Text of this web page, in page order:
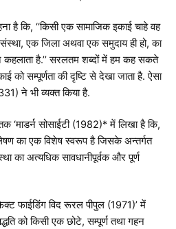
है कि, ‘‘किसी एक सामाजिक इकाई चाहे वह
एक जिला अथवा एक समुदाय ही हो, का
है.’’ सरलतम शब्दों में हम कह सकते
को सम्पूर्णता की दृष्टि से देखा जाता है. ऐसा
ने भी व्यक्त किया है.
‘माडर्न सोसाईटी (1982)* में लिखा है कि,
का एक विशेष स्वरूप है जिसके अन्तर्गत
का अत्यधिक सावधानीपूर्वक और पूर्ण
फाईडिंग विद रूरल पीपुल (1971)’ में
को किसी एक छोटे, सम्पूर्ण तथा गहन